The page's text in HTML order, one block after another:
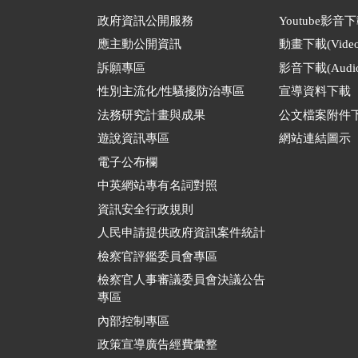
政府資訊公開服務
應主動公開資訊
訴願專區
性別主流化/性騷擾防治專區
法務研究計畫與成果
遊說資訊專區
電子公布欄
中英網站專有名詞對照
資訊安全行政規則
人民申請提供政府資訊案件統計
檢察官評鑑委員會專區
檢察官人事審議委員會決議公告
專區
內部控制專區
政策宣導廣告經費彙整
Youtube影音
動畫下載
影音下載
宣導資料下載
公文檔案附件
網站連結圖示